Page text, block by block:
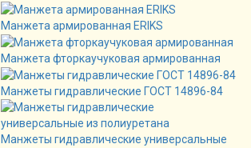
Манжета армированная ERIKS
Манжета фторкаучуковая армированная
Манжеты гидравлические ГОСТ 14896-84
Манжеты гидравлические универсальные